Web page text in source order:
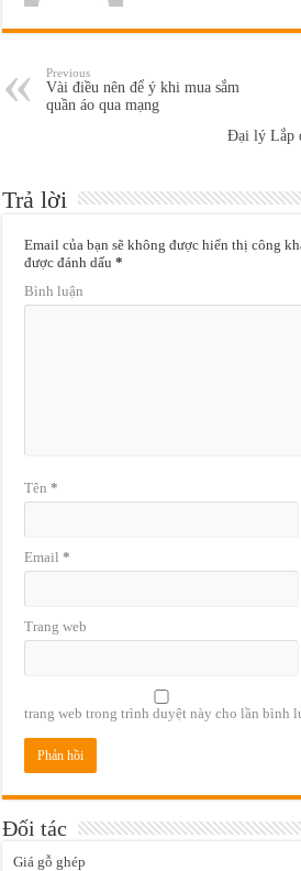
Previous
Vài điều nên để ý khi mua sắm
quần áo qua mạng
Đại lý Lắp
Trả lời
Email của bạn sẽ không được hiển thị công
được đánh dấu*
Bình luận
Tên*
Email*
Trang web
trang web trong trình duyệt này cho lần bình
Đối tác
Giá gỗ ghép